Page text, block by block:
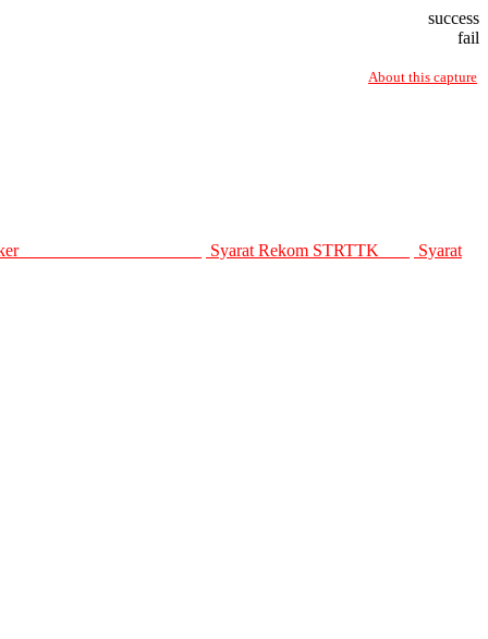
success
fail
About this capture
Syarat Rekom STRTTK
Syarat